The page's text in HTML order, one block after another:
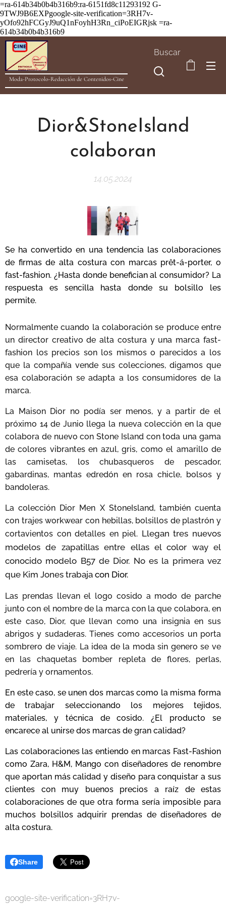
=ra-614b34b0b4b316b9:ra-6151fd8c11293192 G-
9TWJ9B6EXPgoogle-site-verification=3RH7v-
yOfo92hFCGyJ9uQ1nFoyhH3Rn_ciPoEIGRjsk =ra-
614b34b0b4b316b9
Moda-Protocolo-Redacción de Contenidos-Cine
Buscar
Dior&StoneIsland
colaboran
14.05.2024
Se ha convertido en una tendencia las colaboraciones
de firmas de alta costura con marcas prêt-á-porter, o
fast-fashion. ¿Hasta donde benefician al consumidor? La
respuesta es sencilla hasta donde su bolsillo les
permite.
Normalmente cuando la colaboración se produce entre
un director creativo de alta costura y una marca fast-
fashion los precios son los mismos o parecidos a los
que la compañía vende sus colecciones, digamos que
esa colaboración se adapta a los consumidores de la
marca.
La Maison Dior no podía ser menos, y a partir de el
próximo 14 de Junio llega la nueva colección en la que
colabora de nuevo con Stone Island con toda una gama
de colores vibrantes en azul, gris, como el amarillo de
las camisetas, los chubasqueros de pescador,
gabardinas, mantas edredón en rosa chicle, bolsos y
bandoleras.
La colección Dior Men X StoneIsland, también cuenta
con trajes workwear con hebillas, bolsillos de plastrón y
cortavientos con detalles en piel. Llegan tres nuevos
modelos de zapatillas entre ellas el color way el
conocido modelo B57 de Dior. No es la primera vez
que Kim Jones trabaja con Dior.
Las prendas llevan el logo cosido a modo de parche
junto con el nombre de la marca con la que colabora, en
este caso, Dior, que llevan como una insignia en sus
abrigos y sudaderas. Tienes como accesorios un porta
sombrero de viaje. La idea de la moda sin genero se ve
en las chaquetas bomber repleta de flores, perlas,
pedrería y ornamentos.
En este caso, se unen dos marcas como la misma forma
de trabajar seleccionando los mejores tejidos,
materiales, y técnica de cosido. ¿El producto se
encarece al unirse dos marcas de gran calidad?
Las colaboraciones las entiendo en marcas Fast-Fashion
como Zara, H&M, Mango con diseñadores de renombre
que aportan más calidad y diseño para conquistar a sus
clientes con muy buenos precios a raíz de estas
colaboraciones de que otra forma sería imposible para
muchos bolsillos adquirir prendas de diseñadores de
alta costura.
Share
google-site-verification=3RH7v-